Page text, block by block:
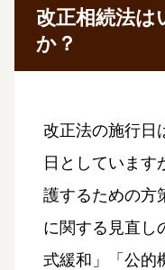
改正相続法は
か？
改正法の施行日
日としています
護するための方
に関する見直し
式緩和」「公的